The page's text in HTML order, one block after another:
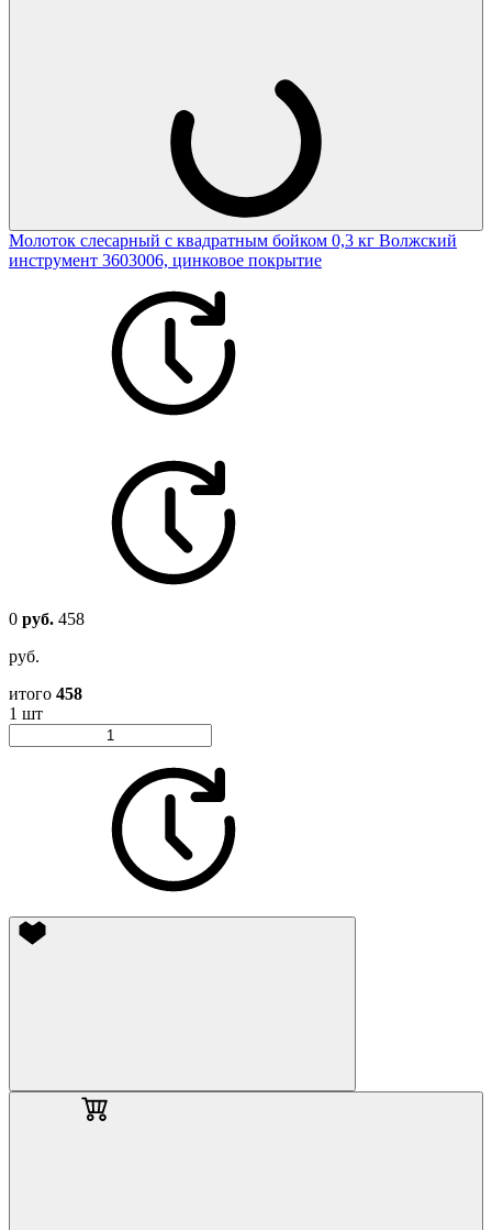
Молоток слесарный с квадратным бойком 0,3 кг Волжский
инструмент 3603006, цинковое покрытие
0 руб. 458
руб.
итого 458
1 шт